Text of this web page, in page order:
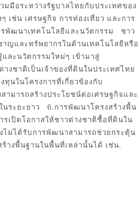
มมือระหว่างรัฐบาลไทยกับประเทศของ
เช่น เศรษฐกิจ การท่องเที่ยว และการ
พัฒนาเทคโนโลยีและนวัตกรรม ชาว
ญและทรัพยากรในด้านเทคโนโลยีหรือ
ละนวัตกรรมใหม่ๆ เข้ามาสู่
งชาติเป็นเจ้าของที่ดินในประเทศไทย
ทุนในโครงการที่เกี่ยวข้องกับ
ามารถสร้างประโยชน์ต่อเศรษฐกิจและ
นระยะยาว 6.การพัฒนาโครงสร้างพื้น
ปิดโอกาสให้ชาวต่างชาติซื้อที่ดินใน
ม่ได้รับการพัฒนาสามารถช่วยกระตุ้น
างพื้นฐานในพื้นที่เหล่านั้นได้ เช่น.